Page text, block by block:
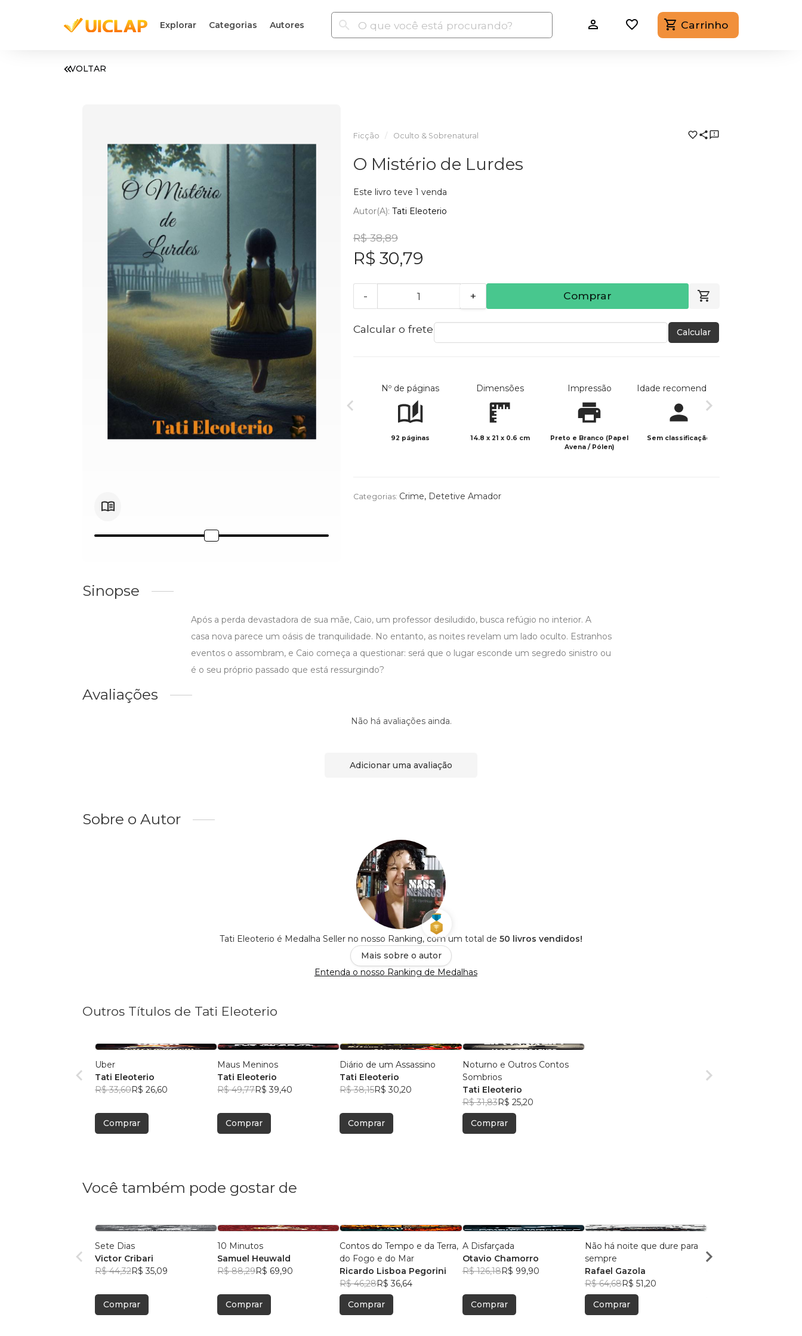
Explorar Categorias Autores Carrinho
VOLTAR
Ficção Oculto & Sobrenatural
O Mistério de Lurdes
Este livro teve 1 venda
Autor(a): Tati Eleoterio
R$ 38,89
R$ 30,79
- + Comprar
Calcular o frete Calcular
Nº de páginas
92 páginas
Dimensões
14.8 x 21 x 0.6 cm
Impressão
Preto e Branco (Papel
Avena / Pólen)
Idade recomendada
Sem classificação
Categorias: Crime, Detetive Amador
Sinopse
Após a perda devastadora de sua mãe, Caio, um professor desiludido, busca refúgio no interior. A
casa nova parece um oásis de tranquilidade. No entanto, as noites revelam um lado oculto. Estranhos
eventos o assombram, e Caio começa a questionar: será que o lugar esconde um segredo sinistro ou
é o seu próprio passado que está ressurgindo?
Avaliações
Não há avaliações ainda.
Adicionar uma avaliação
Sobre o Autor
Tati Eleoterio é Medalha Seller no nosso Ranking, com um total de 50 livros vendidos!
Mais sobre o autor
Entenda o nosso Ranking de Medalhas
Outros Títulos de Tati Eleoterio
Uber
Tati Eleoterio
R$ 33,60R$ 26,60
Comprar
Maus Meninos
Tati Eleoterio
R$ 49,77R$ 39,40
Comprar
Diário de um Assassino
Tati Eleoterio
R$ 38,15R$ 30,20
Comprar
Noturno e Outros Contos
Sombrios
Tati Eleoterio
R$ 31,83R$ 25,20
Comprar
Você também pode gostar de
Sete Dias
Victor Cribari
R$ 44,32R$ 35,09
Comprar
10 Minutos
Samuel Heuwald
R$ 88,29R$ 69,90
Comprar
Contos do Tempo e da Terra,
do Fogo e do Mar
Ricardo Lisboa Pegorini
R$ 46,28R$ 36,64
Comprar
A Disfarçada
Otavio Chamorro
R$ 126,18R$ 99,90
Comprar
Não há noite que dure para
sempre
Rafael Gazola
R$ 64,68R$ 51,20
Comprar
Thiago Córdova